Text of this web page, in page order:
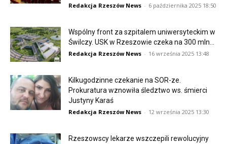
Redakcja Rzeszów News - 6 października 2025 18:50
Wspólny front za szpitalem uniwersyteckim w
Świlczy. USK w Rzeszowie czeka na 300 mln...
Redakcja Rzeszów News - 16 września 2025 13:48
Kilkugodzinne czekanie na SOR-ze.
Prokuratura wznowiła śledztwo ws. śmierci
Justyny Karaś
Redakcja Rzeszów News - 12 września 2025 13:30
Rzeszowscy lekarze wszczepili rewolucyjny